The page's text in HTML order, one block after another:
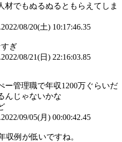
材でもぬるぬるともらえてしま
2022/08/20(土) 10:17:46.35
ぎ
2022/08/21(日) 22:16:03.85
ー管理職で年収1200万ぐらいだ
んじゃないかな
2022/09/05(月) 00:00:42.45
収例が低いですね。